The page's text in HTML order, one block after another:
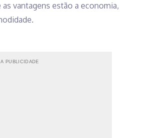
as vantagens estão a economia,
PUBLICIDADE